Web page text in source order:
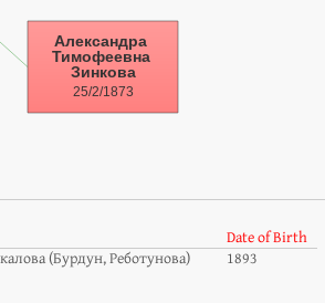
Date of Birth
(Бурдун, Реботунова) 1893